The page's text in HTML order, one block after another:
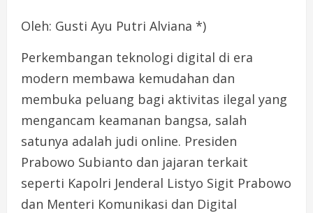
Oleh: Gusti Ayu Putri Alviana *)
Perkembangan teknologi digital di era
modern membawa kemudahan dan
membuka peluang bagi aktivitas ilegal yang
mengancam keamanan bangsa, salah
satunya adalah judi online. Presiden
Prabowo Subianto dan jajaran terkait
seperti Kapolri Jenderal Listyo Sigit Prabowo
dan Menteri Komunikasi dan Digital